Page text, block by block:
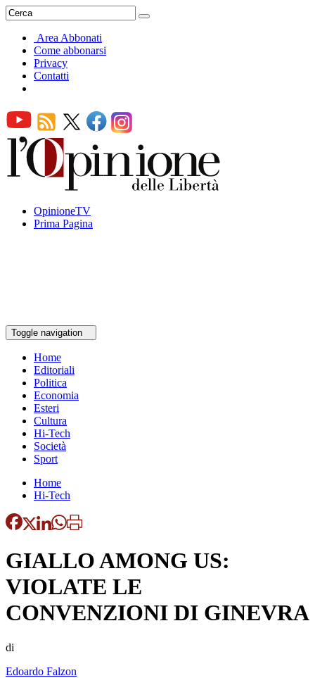
Area Abbonati
Come abbonarsi
Privacy
Contatti
OpinioneTV
Prima Pagina
Toggle navigation
Home
Editoriali
Politica
Economia
Esteri
Cultura
Hi-Tech
Società
Sport
Home
Hi-Tech
GIALLO AMONG US:
VIOLATE LE
CONVENZIONI DI GINEVRA
di
Edoardo Falzon